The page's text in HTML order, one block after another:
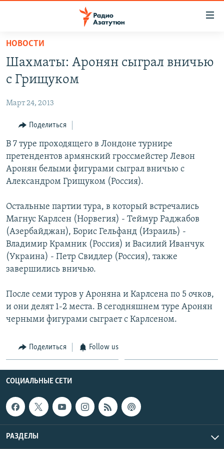
Перейти
основному
содержанию
Перейти
навигации
Перейти
поиску
ПОЛИТИКА
ОБЩЕСТВО
ЭКОНОМИКА
РЕГИОН
НАГОРНЫЙ КАРАБАХ
КУЛЬТУРА
АРХИВ
Հայերեն
English
Все сайты Радио Азатутюн
НОВОСТИ
Шахматы: Аронян сыграл вничью
с Грищуком
Март 24, 2013
Поделиться
В 7 туре проходящего в Лондоне турнире
претендентов армянский гроссмейстер Левон
Аронян белыми фигурами сыграл вничью с
Александром Грищуком (Россия).
Остальные партии тура, в который встречались
Магнус Карлсен (Норвегия) - Теймур Раджабов
(Азербайджан), Борис Гельфанд (Израиль) -
Владимир Крамник (Россия) и Василий Иванчук
(Украина) - Петр Свидлер (Россия), также
завершились вничью.
После семи туров у Ароняна и Карлсена по 5 очков,
и они делят 1-2 места. В сегодняшнем туре Аронян
черными фигурами сыграет с Карлсеном.
Поделиться Follow us
СОЦИАЛЬНЫЕ СЕТИ
РАЗДЕЛЫ